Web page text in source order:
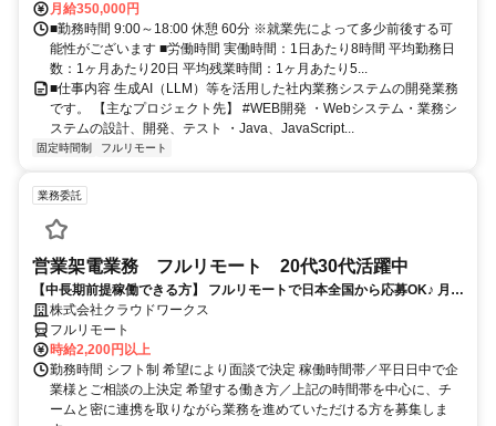
月給350,000円
■勤務時間 9:00～18:00 休憩 60分 ※就業先によって多少前後する可
能性がございます ■労働時間 実働時間：1日あたり8時間 平均勤務日
数：1ヶ月あたり20日 平均残業時間：1ヶ月あたり5...
■仕事内容 生成AI（LLM）等を活用した社内業務システムの開発業務
です。 【主なプロジェクト先】 #WEB開発 ・Webシステム・業務シ
ステムの設計、開発、テスト ・Java、JavaScript...
固定時間制 フルリモート
業務委託
営業架電業務 フルリモート 20代30代活躍中
【中長期前提稼働できる方】 フルリモートで日本全国から応募OK♪ 月稼
働40時間で安定収入！
株式会社クラウドワークス
フルリモート
時給2,200円以上
勤務時間 シフト制 希望により面談で決定 稼働時間帯／平日日中で企
業様とご相談の上決定 希望する働き方／上記の時間帯を中心に、チ
ームと密に連携を取りながら業務を進めていただける方を募集しま